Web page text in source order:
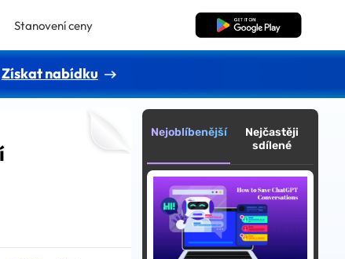
Stanovení ceny Bezplatné stažení
Získat nabídku
Nejoblíbenější
Nejčastěji
sdílené